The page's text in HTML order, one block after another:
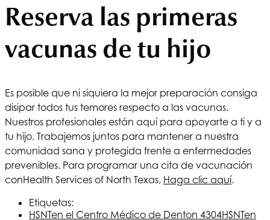
Reserva las primeras
vacunas de tu hijo
Es posible que ni siquiera la mejor preparación consiga
disipar todos tus temores respecto a las vacunas.
Nuestros profesionales están aquí para apoyarte a ti y a
tu hijo. Trabajemos juntos para mantener a nuestra
comunidad sana y protegida frente a enfermedades
prevenibles. Para programar una cita de vacunación
conHealth Services of North Texas, Haga clic aquí.
Etiquetas:
HSNTen el Centro Médico de Denton 4304HSNTen